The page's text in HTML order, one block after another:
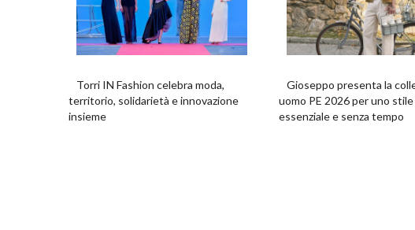
Torri IN Fashion celebra moda,
territorio, solidarietà e innovazione
insieme
Gioseppo presenta la
uomo PE 2026 per uno
essenziale e senza tempo